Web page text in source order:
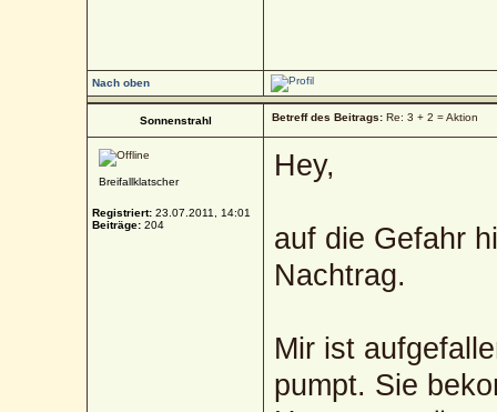
Nach oben
Sonnenstrahl Betreff des Beitrags: Re: 3 + 2 = Aktion
Breifallklatscher
Registriert: 23.07.2011, 14:01
Beiträge: 204
Hey,
auf die Gefahr
Nachtrag.
Mir ist
pumpt. Sie